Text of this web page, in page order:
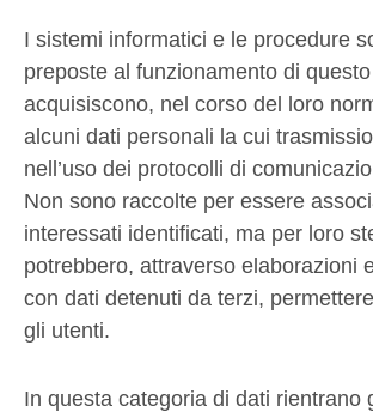
I sistemi informatici e le procedure
preposte al funzionamento di
acquisiscono, nel corso del loro
alcuni dati personali la cui
nell’uso dei protocolli di
Non sono raccolte per essere
interessati identificati, ma per loro
potrebbero, attraverso elaborazioni
con dati detenuti da terzi,
gli utenti.
In questa categoria di dati rientrano